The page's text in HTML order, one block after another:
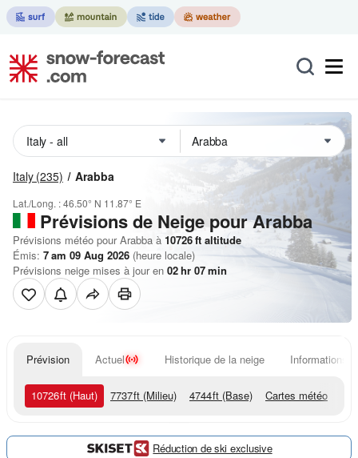
Italy (235) Arabba
Lat./Long. :46.50° N 11.87° E
Prévisions de Neigepour Arabba
Prévisions météo pour Arabba à 10726ft altitude
Émis: 7 am 09 Aug 2026 (heure locale)
Prévisions neige mises à jour en 02hr 07min
Prévision Actuel Historique de la neige Informations
10726ft (Haut) 7737ft (Milieu) 4744ft (Base) Cartes météo
Réduction de ski exclusive